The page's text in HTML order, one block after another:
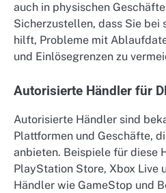
auch in physischen
Sicherzustellen, dass Sie bei
hilft, Probleme mit
und Einlösegrenzen zu
Autorisierte Händler für
Autorisierte Händler sind
Plattformen und Geschäfte,
anbieten. Beispiele für diese
PlayStation Store, Xbox Live
Händler wie GameStop und